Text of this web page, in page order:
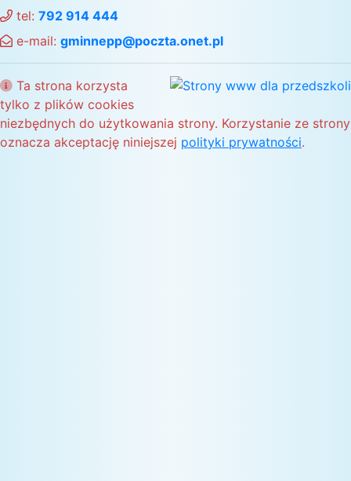
tel: 792 914 444
e-mail: gminnepp@poczta.onet.pl
Ta strona korzysta
tylko z plików cookies
niezbędnych do użytkowania strony. Korzystanie ze strony
oznacza akceptację niniejszej polityki prywatności.